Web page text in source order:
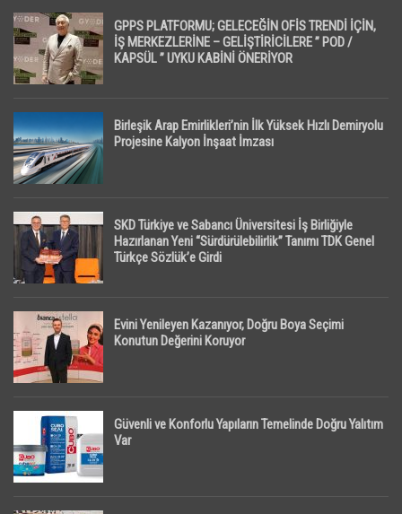
GPPS PLATFORMU; GELECEĞİN OFİS TRENDİ İÇİN,
İŞ MERKEZLERİNE – GELİŞTİRİCİLERE ” POD /
KAPSÜL ” UYKU KABİNİ ÖNERİYOR
Birleşik Arap Emirlikleri’nin İlk Yüksek Hızlı Demiryolu
Projesine Kalyon İnşaat İmzası
SKD Türkiye ve Sabancı Üniversitesi İş Birliğiyle
Hazırlanan Yeni “Sürdürülebilirlik” Tanımı TDK Genel
Türkçe Sözlük’e Girdi
Evini Yenileyen Kazanıyor, Doğru Boya Seçimi
Konutun Değerini Koruyor
Güvenli ve Konforlu Yapıların Temelinde Doğru Yalıtım
Var